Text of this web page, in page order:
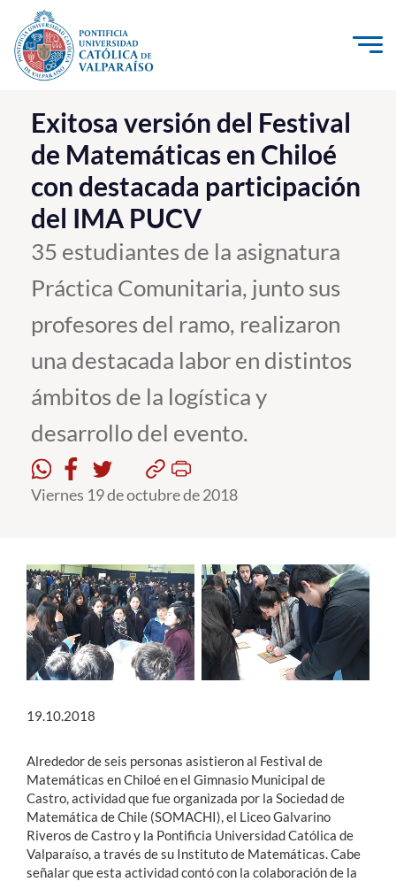
Click acá para ir directamente al contenido
La Universidad
Investigación, Creación e Innovación
PUCV Internacional
Vinculación con el Medio
Admisión
Pregrado
Formación Continua
Estudiantes
Académicos
English
Exitosa versión del Festival
de Matemáticas en Chiloé
con destacada participación
del IMA PUCV
35 estudiantes de la asignatura
Práctica Comunitaria, junto sus
profesores del ramo, realizaron
una destacada labor en distintos
ámbitos de la logística y
desarrollo del evento.
Viernes 19 de octubre de 2018
19.10.2018
Alrededor de seis personas asistieron al Festival de
Matemáticas en Chiloé en el Gimnasio Municipal de
Castro, actividad que fue organizada por la Sociedad de
Matemática de Chile (SOMACHI), el Liceo Galvarino
Riveros de Castro y la Pontificia Universidad Católica de
Valparaíso, a través de su Instituto de Matemáticas. Cabe
señalar que esta actividad contó con la colaboración de la